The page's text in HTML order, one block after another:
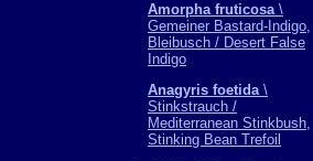
Amorpha fruticosa\
Gemeiner Bastard-Indigo,
Bleibusch / Desert False
Indigo
Anagyris foetida\
Stinkstrauch /
Mediterranean Stinkbush,
Stinking Bean Trefoil